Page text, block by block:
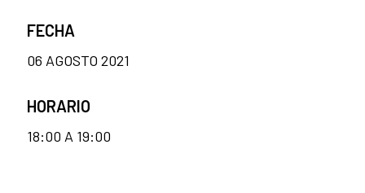
FECHA
06 AGOSTO 2021
HORARIO
18:00 A 19:00